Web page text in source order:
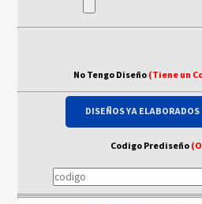
No Tengo Diseño(Tiene un
DISEÑOS YA
Codigo Prediseño